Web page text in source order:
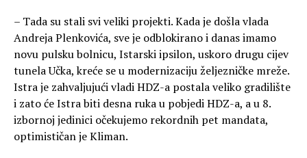
– Tada su stali svi veliki projekti. Kada je došla vlada
Andreja Plenkovića, sve je odblokirano i danas imamo
novu pulsku bolnicu, Istarski ipsilon, uskoro drugu cijev
tunela Učka, kreće se u modernizaciju željezničke mreže.
Istra je zahvaljujući vladi HDZ-a postala veliko gradilište
i zato će Istra biti desna ruka u pobjedi HDZ-a, a u 8.
izbornoj jedinici očekujemo rekordnih pet mandata,
optimističan je Kliman.